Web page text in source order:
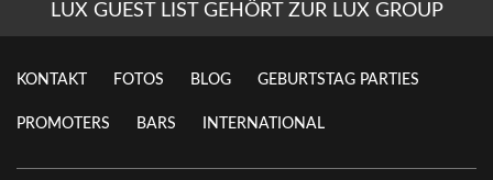
LUX GUEST LIST GEHÖRT ZUR LUX GROUP
KONTAKT FOTOS BLOG GEBURTSTAG PARTIES
PROMOTERS BARS INTERNATIONAL